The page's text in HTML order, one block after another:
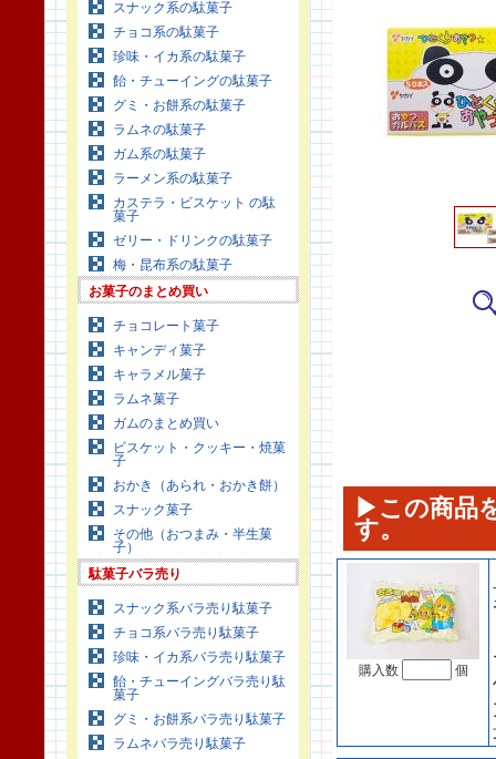
スナック系の駄菓子
チョコ系の駄菓子
珍味・イカ系の駄菓子
飴・チューイングの駄菓子
グミ・お餅系の駄菓子
ラムネの駄菓子
ガム系の駄菓子
ラーメン系の駄菓子
カステラ・ビスケット の駄
菓子
ゼリー・ドリンクの駄菓子
梅・昆布系の駄菓子
お菓子のまとめ買い
チョコレート菓子
キャンディ菓子
キャラメル菓子
ラムネ菓子
ガムのまとめ買い
ビスケット・クッキー・焼菓
子
おかき（あられ・おかき餅）
スナック菓子
その他（おつまみ・半生菓
子）
駄菓子バラ売り
スナック系バラ売り駄菓子
チョコ系バラ売り駄菓子
珍味・イカ系バラ売り駄菓子
飴・チューイングバラ売り駄
菓子
グミ・お餅系バラ売り駄菓子
ラムネバラ売り駄菓子
▶この商品
す。
購入数 個